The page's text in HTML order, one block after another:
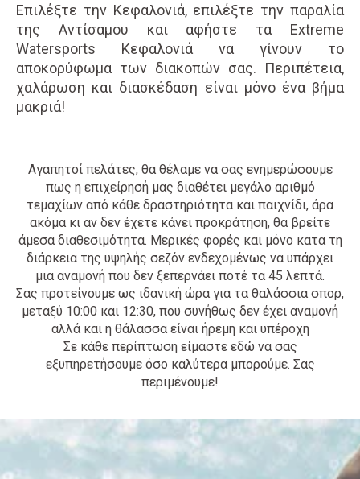
Επιλέξτε την Κεφαλονιά, επιλέξτε την παραλία
της Αντίσαμου και αφήστε τα Extreme
Watersports Κεφαλονιά να γίνουν το
αποκορύφωμα των διακοπών σας. Περιπέτεια,
χαλάρωση και διασκέδαση είναι μόνο ένα βήμα
μακριά!
Aγαπητοί πελάτες, θα θέλαμε να σας ενημερώσουμε
πως η επιχείρησή μας διαθέτει μεγάλο αριθμό
τεμαχίων από κάθε δραστηριότητα και παιχνίδι, άρα
ακόμα κι αν δεν έχετε κάνει προκράτηση, θα βρείτε
άμεσα διαθεσιμότητα. Μερικές φορές και μόνο κατα τη
διάρκεια της υψηλής σεζόν ενδεχομένως να υπάρχει
μια αναμονή που δεν ξεπερνάει ποτέ τα 45 λεπτά.
Σας προτείνουμε ως ιδανική ώρα για τα θαλάσσια σπορ,
μεταξύ 10:00 και 12:30, που συνήθως δεν έχει αναμονή
αλλά και η θάλασσα είναι ήρεμη και υπέροχη
Σε κάθε περίπτωση είμαστε εδώ να σας
εξυπηρετήσουμε όσο καλύτερα μπορούμε. Σας
περιμένουμε!